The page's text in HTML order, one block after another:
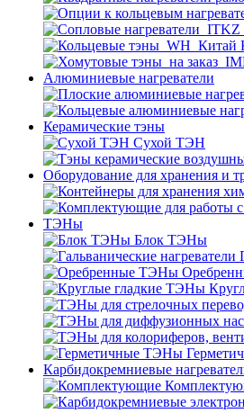
Алюминиевые нагреватели
Керамические тэны
Сухой ТЭН
Оборудование для хранения и
ТЭНы
Блок ТЭНы
Карбидокремниевые